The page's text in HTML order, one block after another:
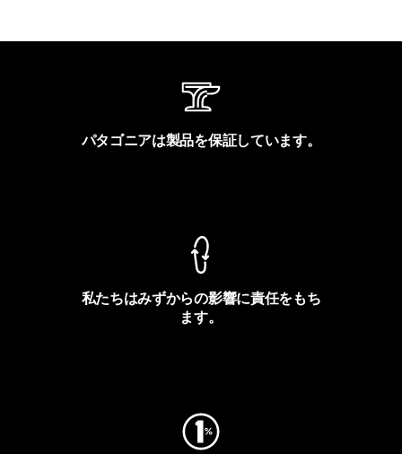
パタゴニアは製品を保証しています。
私たちはみずからの影響に責任をもち
ます。